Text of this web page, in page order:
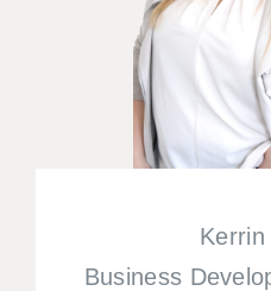
Kerrin
Business